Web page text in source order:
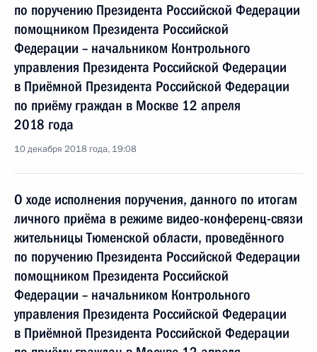
по поручению Президента Российской Федерации
помощником Президента Российской
Федерации – начальником Контрольного
управления Президента Российской Федерации
в Приёмной Президента Российской Федерации
по приёму граждан в Москве 12 апреля
2018 года
10 декабря 2018 года, 19:08
О ходе исполнения поручения, данного по итогам
личного приёма в режиме видео-конференц-связи
жительницы Тюменской области, проведённого
по поручению Президента Российской Федерации
помощником Президента Российской
Федерации – начальником Контрольного
управления Президента Российской Федерации
в Приёмной Президента Российской Федерации